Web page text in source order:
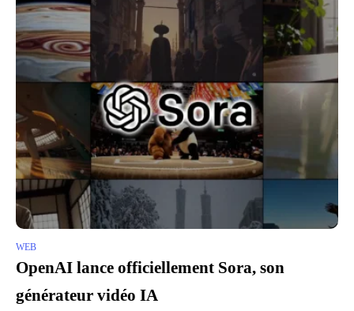
WEB
OpenAI lance officiellement Sora, son
générateur vidéo IA